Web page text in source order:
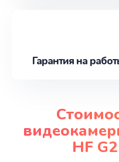
Гарантия на
HF